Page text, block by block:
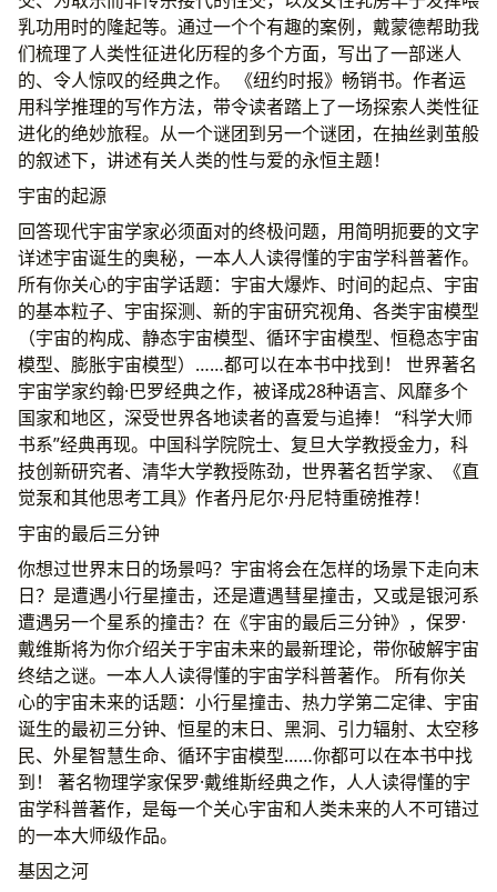
乳功用时的隆起等。通过一个个有趣的案例，戴蒙德帮助我
们梳理了人类性征进化历程的多个方面，写出了一部迷人
的、令人惊叹的经典之作。 《纽约时报》畅销书。作者运
用科学推理的写作方法，带令读者踏上了一场探索人类性征
进化的绝妙旅程。从一个谜团到另一个谜团，在抽丝剥茧般
的叙述下，讲述有关人类的性与爱的永恒主题！
宇宙的起源
回答现代宇宙学家必须面对的终极问题，用简明扼要的文字
详述宇宙诞生的奥秘，一本人人读得懂的宇宙学科普著作。
所有你关心的宇宙学话题：宇宙大爆炸、时间的起点、宇宙
的基本粒子、宇宙探测、新的宇宙研究视角、各类宇宙模型
（宇宙的构成、静态宇宙模型、循环宇宙模型、恒稳态宇宙
模型、膨胀宇宙模型）……都可以在本书中找到！ 世界著名
宇宙学家约翰·巴罗经典之作，被译成28种语言、风靡多个
国家和地区，深受世界各地读者的喜爱与追捧！ “科学大师
书系”经典再现。中国科学院院士、复旦大学教授金力，科
技创新研究者、清华大学教授陈劲，世界著名哲学家、《直
觉泵和其他思考工具》作者丹尼尔·丹尼特重磅推荐！
宇宙的最后三分钟
你想过世界末日的场景吗？宇宙将会在怎样的场景下走向末
日？是遭遇小行星撞击，还是遭遇彗星撞击，又或是银河系
遭遇另一个星系的撞击？在《宇宙的最后三分钟》，保罗·
戴维斯将为你介绍关于宇宙未来的最新理论，带你破解宇宙
终结之谜。一本人人读得懂的宇宙学科普著作。 所有你关
心的宇宙未来的话题：小行星撞击、热力学第二定律、宇宙
诞生的最初三分钟、恒星的末日、黑洞、引力辐射、太空移
民、外星智慧生命、循环宇宙模型……你都可以在本书中找
到！ 著名物理学家保罗·戴维斯经典之作，人人读得懂的宇
宙学科普著作，是每一个关心宇宙和人类未来的人不可错过
的一本大师级作品。
基因之河